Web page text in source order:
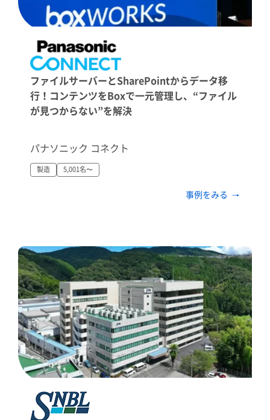
ファイルサーバーとSharePointからデータ移
行！コンテンツをBoxで一元管理し、“ファイル
が見つからない”を解決
パナソニック コネクト
製造 5,001名〜
事例をみる